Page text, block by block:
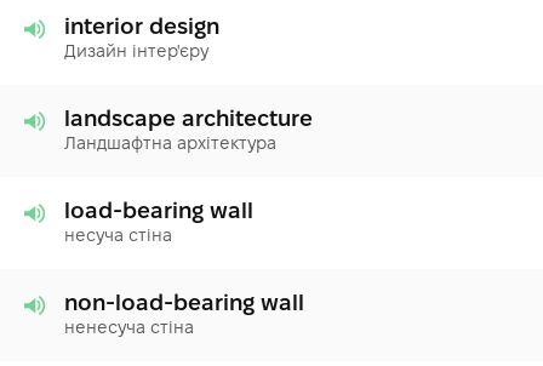
interior design
Дизайн інтер'єру
landscape architecture
Ландшафтна архітектура
load-bearing wall
несуча стіна
non-load-bearing wall
ненесуча стіна